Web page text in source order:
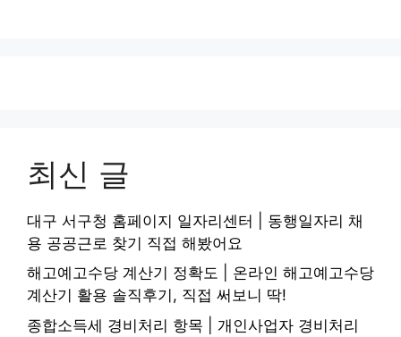
최신 글
대구 서구청 홈페이지 일자리센터 | 동행일자리 채
용 공공근로 찾기 직접 해봤어요
해고예고수당 계산기 정확도 | 온라인 해고예고수당
계산기 활용 솔직후기, 직접 써보니 딱!
종합소득세 경비처리 항목 | 개인사업자 경비처리